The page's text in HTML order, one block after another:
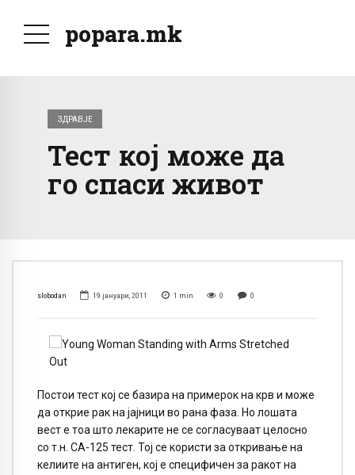
popara.mk
ЗДРАВЈЕ
Тест кој може да
го спаси живот
slobodan 19 јануари, 2011 1 min 0 0
Постои тест кој се базира на примерок на крв и може
да открие рак на јајници во рана фаза. Но лошата
вест е тоа што лекарите не се согласуваат целосно
со т.н. CA-125 тест. Toj се користи за откривање на
келиите на антиген, кој е специфичен за ракот на